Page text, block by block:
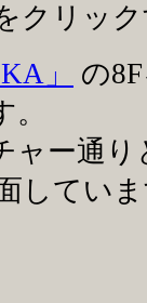
クリッ
」
の
ャー通り
してい